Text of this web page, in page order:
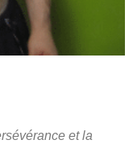
et la